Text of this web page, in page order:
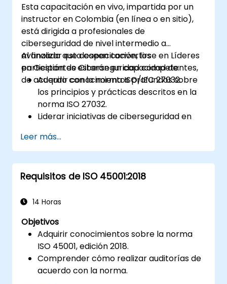
Esta capacitación en vivo, impartida por un
instructor en Colombia (en línea o en sitio),
está dirigida a profesionales de
ciberseguridad de nivel intermedio a
avanzado que deseen convertirse en Líderes
en Gestión de Ciberseguridad competentes,
de acuerdo con la norma ISO/IEC 27032.
Al finalizar esta capacitación, los
participantes estarán en capacidad de:
Adquirir conocimientos profundos sobre
los principios y prácticas descritos en la
norma ISO 27032.
Liderar iniciativas de ciberseguridad en
27032.
Gestionar de manera efectiva la
ciberseguridad en el ciberespacio.
Fomentar un entorno de ciberespacio
Leer más...
Requisitos de ISO 45001:2018
14 Horas
Objetivos
Adquirir conocimientos sobre la norma
ISO 45001, edición 2018.
Comprender cómo realizar auditorías de
acuerdo con la norma.